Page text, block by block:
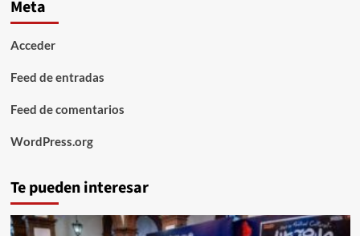
Meta
Acceder
Feed de entradas
Feed de comentarios
WordPress.org
Te pueden interesar